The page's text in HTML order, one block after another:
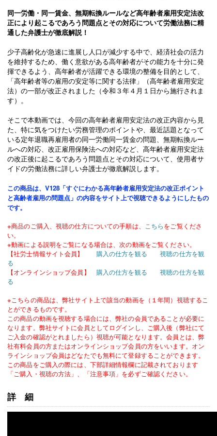
同一労働・同一賃金、無期転換ルールなど高年齢者雇用安定法改
正により起こるであろう問題点とその対応について労働法務に精
通した弁護士が徹底解説！
少子高齢化が急速に進展し人口が減少する中で、経済社会の活力
を維持するため、働く意欲がある高年齢者がその能力を十分に発
揮できるよう、高年齢者が活躍できる環境の整備を目的として、
「高年齢者等の雇用の安定等に関する法律」（高年齢者雇用安定
法）の一部が改正されました（令和３年４月１日から施行されま
す）。
そこで本動画では、今回の高年齢者雇用安定法の改正内容から見
た、特に気をつけたい労務管理のポイントや、最近話題となって
いる定年退職再雇用者の同一労働同一賃金の問題、無期転換ルー
ルへの対応、改正雇用保険法への対応など、高年齢者雇用安定法
の改正後に起こるであろう問題点とその対応について、使用者サ
イドの労働法務に詳しい弁護士が徹底解説します。
この商品は、V128「すぐにわかる高年齢者雇用安定法の改正ポイント
と高齢者雇用の問題点」の内容をサイト上で視聴できるようにしたもの
です。
※商品のご購入、視聴の仕方についての手順は、 こちらをご覧くださ
い。
※動画による説明をご覧になる場合は、次の動画をご覧ください。
【社労士情報サイト会員】 購入の仕方を観る
視聴の仕方を観
る
【オンラインショップ会員】 購入の仕方を観る
視聴の仕方を観
る
※こちらの商品は、弊社サイト上で該当の動画を（１年間）視聴するこ
とができるものです。
この商品の動画を視聴する場合には、弊社の会員であることが必要に
なります。弊社サイトに会員としてログインし、ご購入後（弊社にて
ご入金の確認がとれましたら）視聴が可能となります。会員とは、弊
社有料会員の方またはオンラインショップ会員の方をいいます。オン
ラインショップ会員はどなたでも無料にて登録することができます。
この商品をご購入の際には、下部詳細情報欄に記載されております
「ご購入・視聴の方法」、「注意事項」を必ずご確認ください。
詳細